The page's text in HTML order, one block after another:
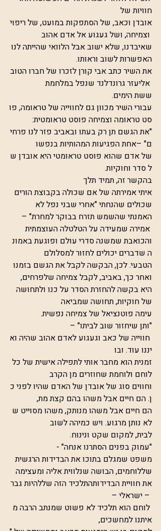
חוויות של
אובדן וכאב, של הסתפקות במועט, של ריפוי
וצמיחה, ושל געגוע אל אדם אהוב
שאיבדנו, שלא ישוב אבל הלוואי שהייתה לנו
האפשרות לשוב וראותו.
את השיר כתב אבי קורן לזכרו של חברו הטוב
אליעזר גרונדלנד שנפל במלחמת
ששת הימים.
עבורי השיר מכוון גם לחווייה של טראומה, פו
סט טראומה וצמיחה פוסט טראומטית:
"את הגשם תן רק בעתו ובאביב פזר לנו פרחי
ם" –אחת הפגיעות המהותיות בנפשו
של אדם שהוא פוסט טראומטי היא אובדן ש
ל סדר וחוקיות.
בהקשר זה, תמיד תלך
איתי אמירתה של אם שכולה בקבוצת הורים
שכולים שהנחתי "אחרי שבני נפל לא
האמנתי שהשמש תזרח בבוקר למחרת" –
אמירה שמעידה על הטלטלה העוצמתית
והכואבת שמשנה סדרי עולם ופוגעת באמונ
ה שדברים יכולים לחזור למסלולם
הטבעי. לכן, הבקשה לקבל את הגשם בזמנו
ואחר כך, באביב, לקבל צמיחה שלפרחים,
היא בקשה להחזרת הסדר על כנו ולתחושה
של חוקיות, תחושה שמביאה
עימה פוטנציאל של צמיחה נפשית.
"ותן שיחזור שוב לביתו" –
חווייה של כאב וגעגוע לאדם אהוב שהיה וא
יננו עוד. ובו
זמנית הוא מחבר אותי לתפילה אישית של כל
לוחם ולוחמת שחוזרים מן הקרב
וחווים סוג של אובדן של האדם שהיו לפני כ
ן. הם חיים אבל משהו בהם קצת מת,
הם חיים אבל משהו מנותק, משהו מסוייט ש
לא נותן מרגוע. ויש כמיהה לשוב
לבית, למקום שקט ונינוח.
"עמוק בפנים הסתרנו אנחה" -
משפט שמגלם בתוכו את הבדידות הרגשית
שללוחמים, הבושה שנלווית אליה ומעצימה
את חוויית הבדידותהתלכיד הזה שללהיות גבר
– ישראלי –
לוחם הוא תלכיד לא פשוט שמנתב הרבה מ
איתנו למחשכים,